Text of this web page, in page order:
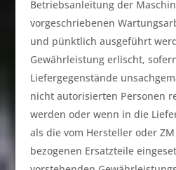
Betriebsanleitung der
vorgeschriebenen
und pünktlich ausgeführt
Gewährleistung erlischt,
Liefergegenstände
nicht autorisierten Personen
werden oder wenn in die
als die vom Hersteller oder ZM
bezogenen Ersatzteile